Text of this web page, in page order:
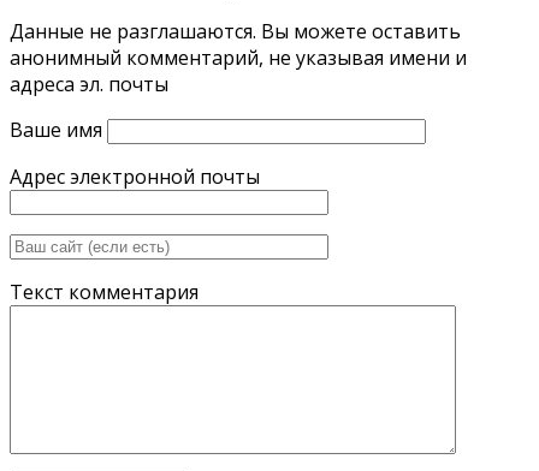
Данные не разглашаются. Вы можете оставить
анонимный комментарий, не указывая имени и
адреса эл. почты
Ваше имя
Адрес электронной почты
Текст комментария